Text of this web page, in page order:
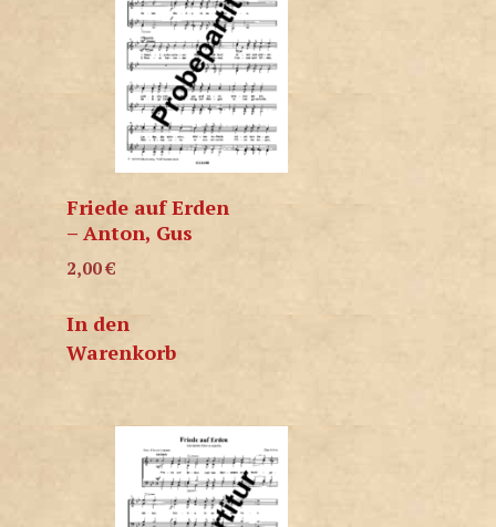
Friede auf Erden
– Anton, Gus
2,00€
In den
Warenkorb